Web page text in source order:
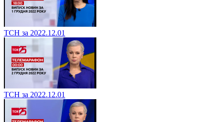
ТСН за 2022.12.01
ТСН за 2022.12.01